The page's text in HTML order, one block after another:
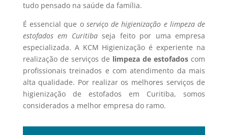
tudo pensado na saúde da família.
É essencial que o serviço de higienização e limpeza de
estofados em Curitibaseja feito por uma empresa
especializada. A KCM Higienização é experiente na
realização de serviços de limpeza de estofados com
profissionais treinados e com atendimento da mais
alta qualidade. Por realizar os melhores serviços de
higienização de estofados em Curitiba, somos
considerados a melhor empresa do ramo.